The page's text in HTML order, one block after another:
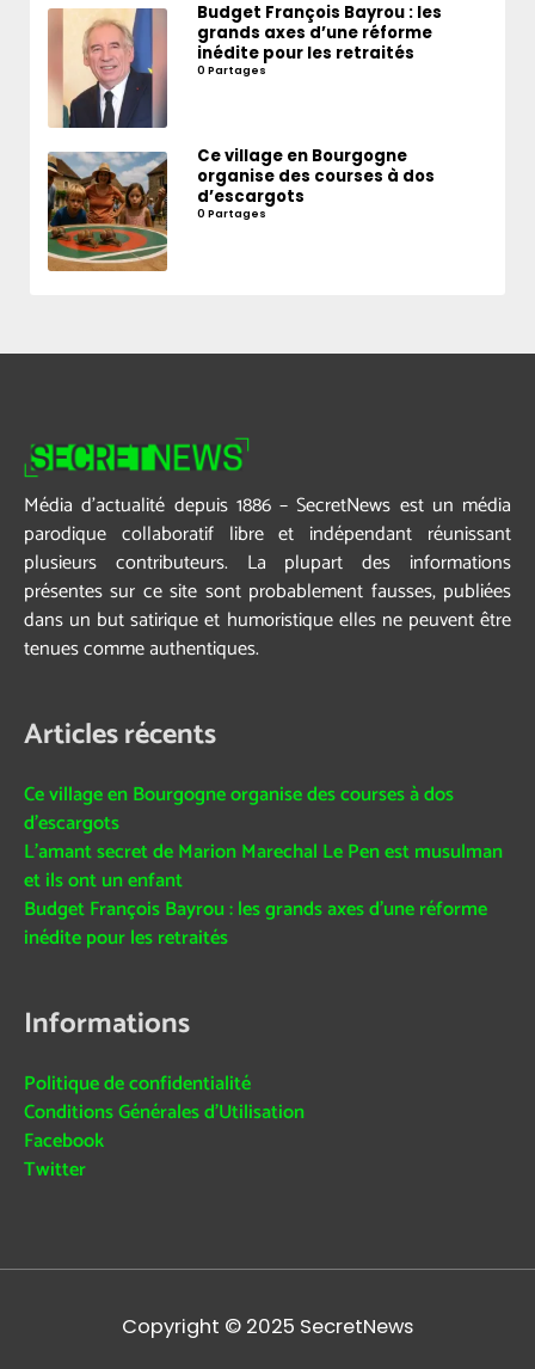
Budget François Bayrou : les
grands axes d’une réforme
inédite pour les retraités
0 Partages
Ce village en Bourgogne
organise des courses à dos
d’escargots
0 Partages
Média d’actualité depuis 1886 – SecretNews est un média
parodique collaboratif libre et indépendant réunissant
plusieurs contributeurs. La plupart des informations
présentes sur ce site sont probablement fausses, publiées
dans un but satirique et humoristique elles ne peuvent être
tenues comme authentiques.
Articles récents
Ce village en Bourgogne organise des courses à dos
d’escargots
L’amant secret de Marion Marechal Le Pen est musulman
et ils ont un enfant
Budget François Bayrou : les grands axes d’une réforme
inédite pour les retraités
Informations
Politique de confidentialité
Conditions Générales d’Utilisation
Facebook
Twitter
Copyright © 2025 SecretNews